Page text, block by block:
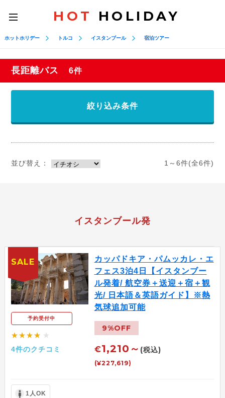
toggle
navigation
HOT HOLIDAY
ホットホリデー トルコ イスタンブール 宿泊ツアー
長距離バス 6件
絞り込み条件
並び替え： 1～6件(全6件)
イスタンブール発
予約受付中
★★★★ ★
4件のクチコミ
カッパドキア・パムッカレ・エ
フェス3泊4日【イスタンブー
ル発着/ 航空券＋送迎＋宿＋観
光/ 日本語＆英語ガイド】※熱
気球追加可能
9%OFF
€1,210～ (税込)
(¥227,619)
1人OK
SALE